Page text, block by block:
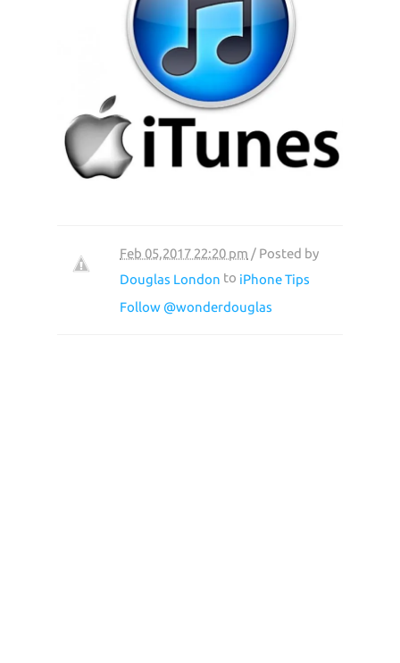
Feb 05,2017 22:20 pm / Posted by
Douglas London to iPhone Tips
Follow @wonderdouglas